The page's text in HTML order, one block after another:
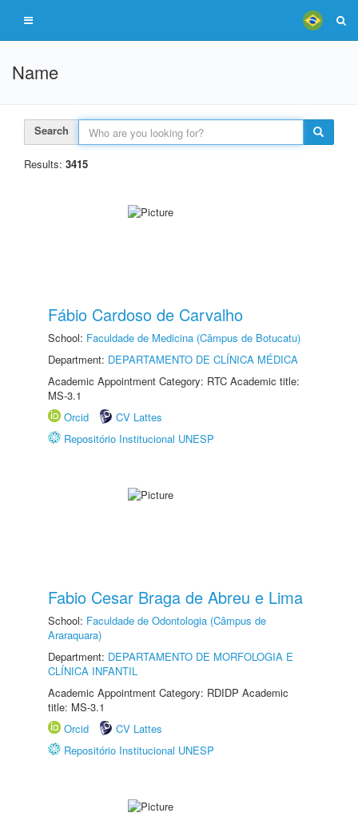
Name
Search
Results: 3415
Fábio Cardoso de Carvalho
School: Faculdade de Medicina (Câmpus de Botucatu)
Department: DEPARTAMENTO DE CLÍNICA MÉDICA
Academic Appointment Category: RTC Academic title:
MS-3.1
Orcid
CV Lattes
Repositório Institucional UNESP
Fabio Cesar Braga de Abreu e Lima
School: Faculdade de Odontologia (Câmpus de
Araraquara)
Department: DEPARTAMENTO DE MORFOLOGIA E
CLÍNICA INFANTIL
Academic Appointment Category: RDIDP Academic
title: MS-3.1
Orcid
CV Lattes
Repositório Institucional UNESP